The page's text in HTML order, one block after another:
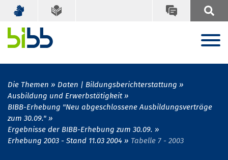
Die Themen
Daten | Bildungsberichterstattung
Ausbildung und Erwerbstätigkeit
BIBB-Erhebung "Neu abgeschlossene Ausbildungsverträge
zum 30.09."
Ergebnisse der BIBB-Erhebung zum 30.09.
Erhebung 2003 - Stand 11.03 2004
Tabelle 7 - 2003